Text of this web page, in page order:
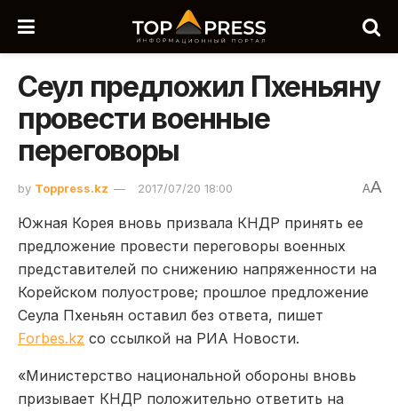
Сеул предложил Пхеньяну
провести военные
переговоры
by Toppress.kz 2017/07/20 18:00 AA
Южная Корея вновь призвала КНДР принять ее
предложение провести переговоры военных
представителей по снижению напряженности на
Корейском полуострове; прошлое предложение
Сеула Пхеньян оставил без ответа, пишет
Forbes.kz со ссылкой на РИА Новости.
«Министерство национальной обороны вновь
призывает КНДР положительно ответить на